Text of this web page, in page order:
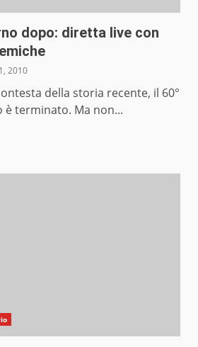
dopo: diretta live con
2010
della storia recente, il 60°
è terminato. Ma non...